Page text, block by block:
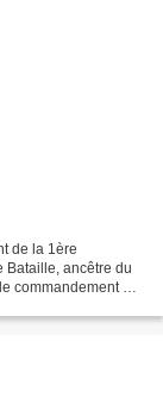
de la 1ère
Bataille, ancêtre du
commandement du